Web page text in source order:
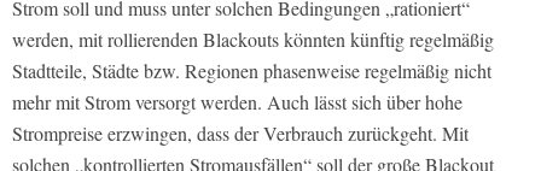
Strom soll und muss unter solchen Bedingungen „rationiert“
werden, mit rollierenden Blackouts könnten künftig regelmäßig
Stadtteile, Städte bzw. Regionen phasenweise regelmäßig nicht
mehr mit Strom versorgt werden. Auch lässt sich über hohe
Strompreise erzwingen, dass der Verbrauch zurückgeht. Mit
solchen „kontrollierten Stromausfällen“ soll der große Blackout